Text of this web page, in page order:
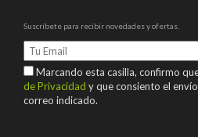
Suscríbete para recibir novedades y ofertas.
Marcando esta casilla, confirmo
de Privacidad y que consiento el
correo indicado.